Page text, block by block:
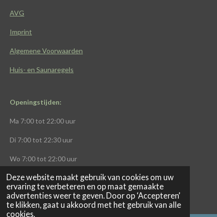
Deze website maakt gebruik van cookies om uw
ervaring te verbeteren en op maat gemaakte
advertenties weer te geven. Door op ‘Accepteren’
te klikken, gaat u akkoord met het gebruik van alle
cookies.
AVG
Imprint
Algemene Voorwaarden
Huis- en Saunaregels
Openingstijden:
Ma 7:00 tot 22:00 uur
Di 7:00 tot 22:30 uur
Wo 7:00 tot 22:00 uur
Do7:00 tot 22:00uur
Vr7:00 tot 21:00 uur
Za8:00 tot 13:00 uur